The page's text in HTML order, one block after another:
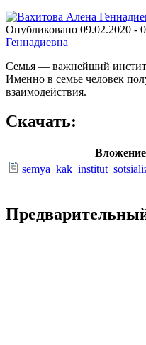
Опубликовано 09.02.2020 -
Геннадиевна
Семья — важнейший
Именно в семье человек
взаимодействия.
Скачать:
Вложение